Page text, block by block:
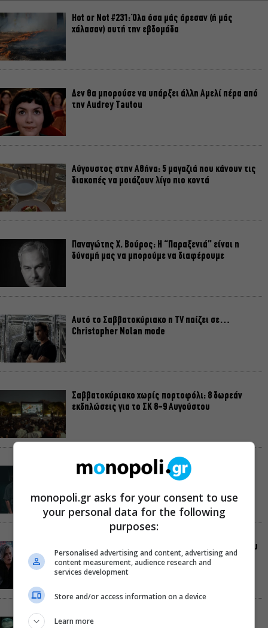
Hot or Not #231: Όλα όσα μάς άρεσαν (ή μάς
χάλασαν) αυτή την εβδομάδα
Δεν θα μπορούσε να υπάρξει άλλη Αμελί πέρα από
την Audrey Tautou
Αύγουστος στην Αθήνα: 5 μαγαζιά που κάνουν τις
διακοπές να μοιάζουν λίγο πιο κοντά
Παναγώτης Χ. Βούρος: Η “Παραξενιά” είναι η
δύναμή μας να μπορούμε να διαφέρουμε
Αυτό το Σαββατοκύριακο η TV παίζει σε…
Christopher Nolan mode
Σαββατοκύριακο χωρίς πορτοφόλι: 8 δωρεάν
εκδηλώσεις για το ΣΚ 8-9 Αυγούστου
Οι Λέξεις των Άλλων, του Μάνου Θηραίου για 3ο
Δικός σου, Φραντς: Η παράσταση του Αλέξανδρου
Διαμαντή ξανά στην Γερμανόφωνη Ευαγγελική
Εκκλησία
«Ριφιφί»: Σε Α’ τηλεοπτική προβολή η σειρά
monopoli.gr asks for your consent to use
your personal data for the following
purposes:
Personalised advertising and content, advertising and
content measurement, audience research and
services development
Store and/or access information on a device
Learn more